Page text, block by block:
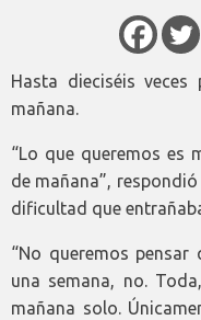
Hasta dieciséis
mañana.
“Lo que queremos es
de mañana”,
dificultad que
“No queremos
una semana, no.
mañana solo.